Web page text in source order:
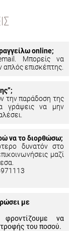
online;
Μπορείς να
απλός επισκέπτης.
την παράδοση της
γράψεις να μην
να το διορθώσω;
δυνατόν στο
μαζί
με
να
του ποσού.